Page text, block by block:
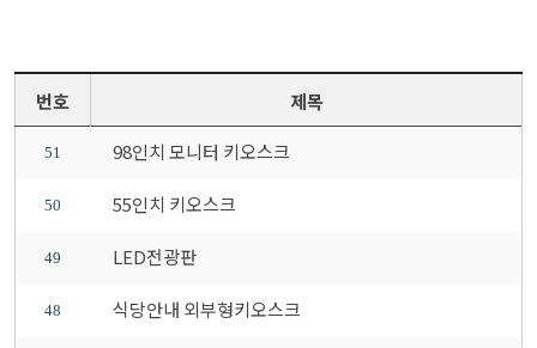
번호 제목
51 98인치 모니터 키오스크
50 55인치 키오스크
49 LED전광판
48 식당안내 외부형키오스크